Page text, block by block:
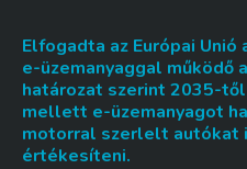
Elfogadta az Európai
e-üzemanyaggal működő
határozat szerint 2035-
mellett e-üzemanyagot
motorral szerlelt autókat
értékesíteni.